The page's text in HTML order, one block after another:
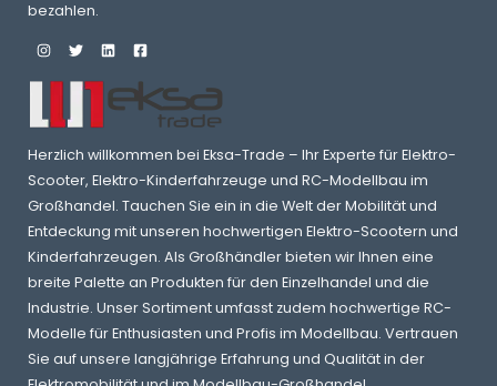
bezahlen.
Herzlich willkommen bei Eksa-Trade – Ihr Experte für Elektro-
Scooter, Elektro-Kinderfahrzeuge und RC-Modellbau im
Großhandel. Tauchen Sie ein in die Welt der Mobilität und
Entdeckung mit unseren hochwertigen Elektro-Scootern und
Kinderfahrzeugen. Als Großhändler bieten wir Ihnen eine
breite Palette an Produkten für den Einzelhandel und die
Industrie. Unser Sortiment umfasst zudem hochwertige RC-
Modelle für Enthusiasten und Profis im Modellbau. Vertrauen
Sie auf unsere langjährige Erfahrung und Qualität in der